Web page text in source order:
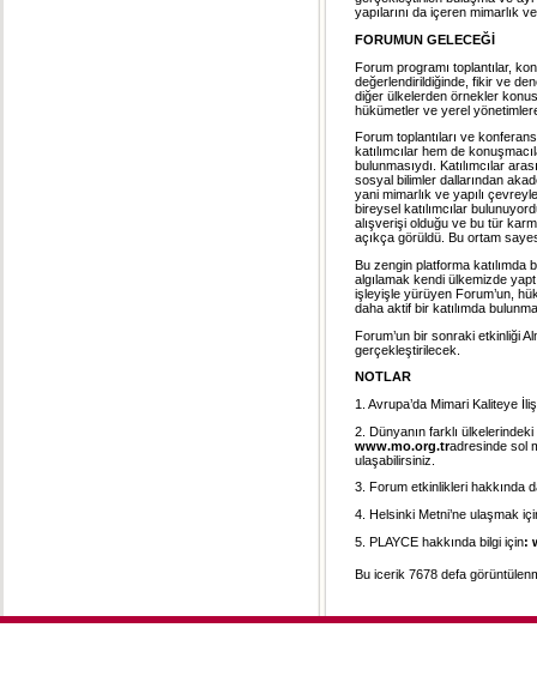
yapılarını da içeren mimarlık
FORUMUN GELECEĞİ
Forum programı toplantılar,
değerlendirildiğinde, fikir ve
diğer ülkelerden örnekler
hükümetler ve yerel
Forum toplantıları ve
katılımcılar hem de
bulunmasıydı. Katılımcılar
sosyal bilimler dallarından
yani mimarlık ve yapılı
bireysel katılımcılar
alışverişi olduğu ve bu tür
açıkça görüldü. Bu ortam
Bu zengin platforma katılımda
algılamak kendi ülkemizde
işleyişle yürüyen Forum’un,
daha aktif bir katılımda
Forum’un bir sonraki etkinliği
gerçekleştirilecek.
NOTLAR
1. Avrupa’da Mimari Kaliteye
2. Dünyanın farklı
www.mo.org.tradresinde sol
ulaşabilirsiniz.
3. Forum etkinlikleri hakkında
4. Helsinki Metni’ne ulaşmak
5. PLAYCE hakkında bilgi için:
Bu icerik 7678 defa